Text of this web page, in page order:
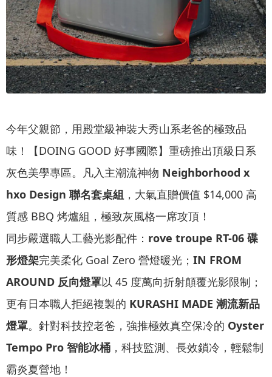
今年父親節，用殿堂級神裝大秀山系老爸的極致品
味！【DOING GOOD 好事國際】重磅推出頂級日系
灰色美學專區。凡入主潮流神物 Neighborhood x
hxo Design 聯名套桌組 ，大氣直贈價值 $14,000 高
質感 BBQ 烤爐組，極致灰風格一席攻頂！
同步嚴選職人工藝光影配件： rove troupe RT-06 碟
形燈架完美柔化 Goal Zero 營燈暖光； IN FROM
AROUND 反向燈罩以 45 度萬向折射顛覆光影限制；
更有日本職人拒絕複製的 KURASHI MADE 潮流新品
燈罩。針對科技控老爸，強推極效真空保冷的 Oyster
Tempo Pro 智能冰桶 ，科技監測、長效鎖冷，輕鬆制
霸炎夏營地！